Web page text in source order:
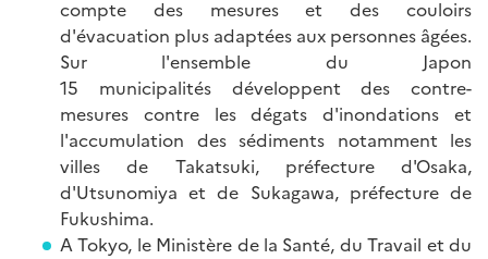
compte des mesures et des couloirs
d'évacuation plus adaptées aux personnes âgées.
Sur l'ensemble du Japon
15 municipalités développent des contre-
mesures contre les dégats d'inondations et
l'accumulation des sédiments notamment les
villes de Takatsuki, préfecture d'Osaka,
d'Utsunomiya et de Sukagawa, préfecture de
Fukushima.
A Tokyo, le Ministère de la Santé, du Travail et du